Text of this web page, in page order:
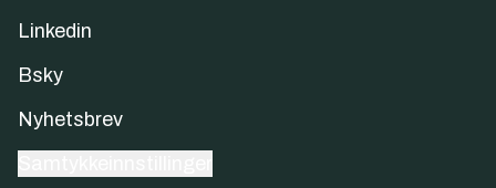
Linkedin
Bsky
Nyhetsbrev